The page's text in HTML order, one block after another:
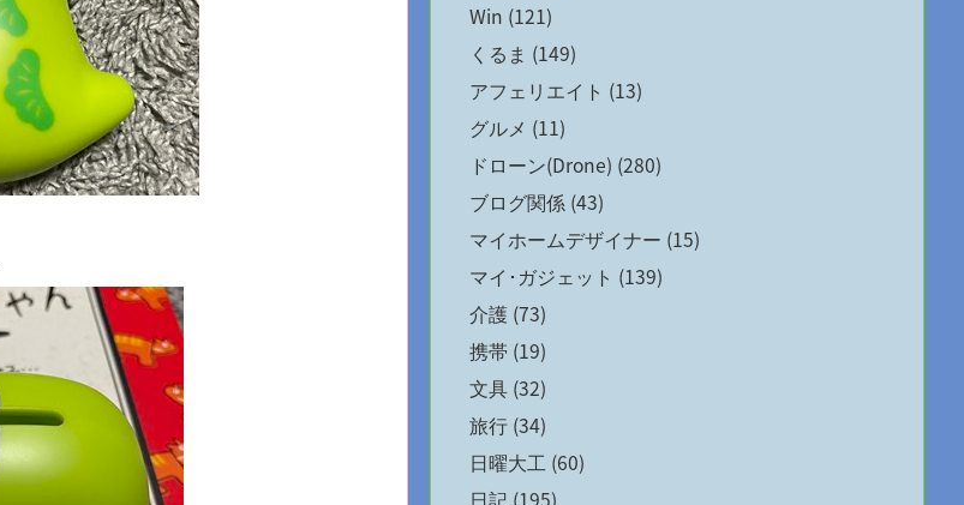
Win (121)
くるま (149)
アフェリエイト (13)
グルメ (11)
ドローン(Drone) (280)
ブログ関係 (43)
マイホームデザイナー (15)
マイ･ガジェット (139)
介護 (73)
携帯 (19)
文具 (32)
旅行 (34)
日曜大工 (60)